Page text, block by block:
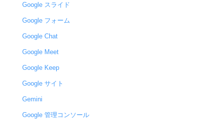
Google スライド
Google フォーム
Google Chat
Google Meet
Google Keep
Google サイト
Gemini
Google 管理コンソール